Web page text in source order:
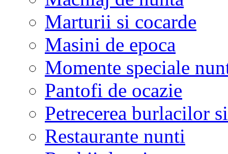
Marturii si cocarde
Masini de epoca
Momente speciale
Pantofi de ocazie
Petrecerea burlacilor
Restaurante nunti